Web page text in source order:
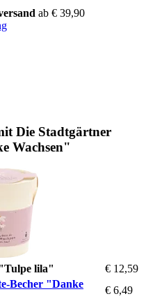
ab € 39,90
Die Stadtgärtner
Wachsen"
lila"
€ 12,59
Becher "Danke
€ 6,49